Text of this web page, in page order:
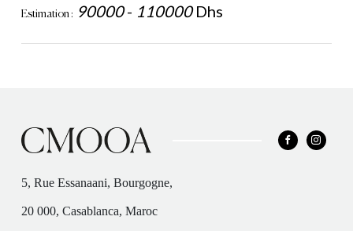
Estimation : 90000- 110000 Dhs
5, Rue Essanaani, Bourgogne,
20 000, Casablanca, Maroc